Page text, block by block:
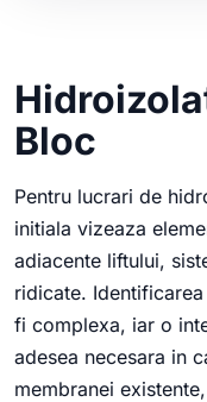
Bloc
Pentru lucrari de
initiala vizeaza
adiacente liftului,
ridicate.
fi complexa, iar o
adesea necesara in
membranei